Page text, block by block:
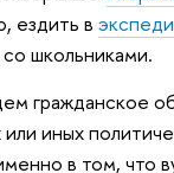
ездить в
школьниками.
гражданское
иных
в том, что